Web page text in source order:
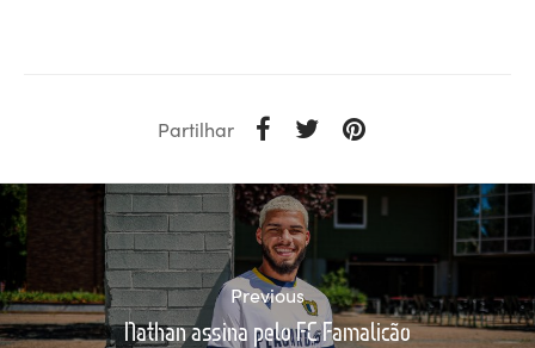
Partilhar
Previous
Nathan assina pelo FC Famalicão